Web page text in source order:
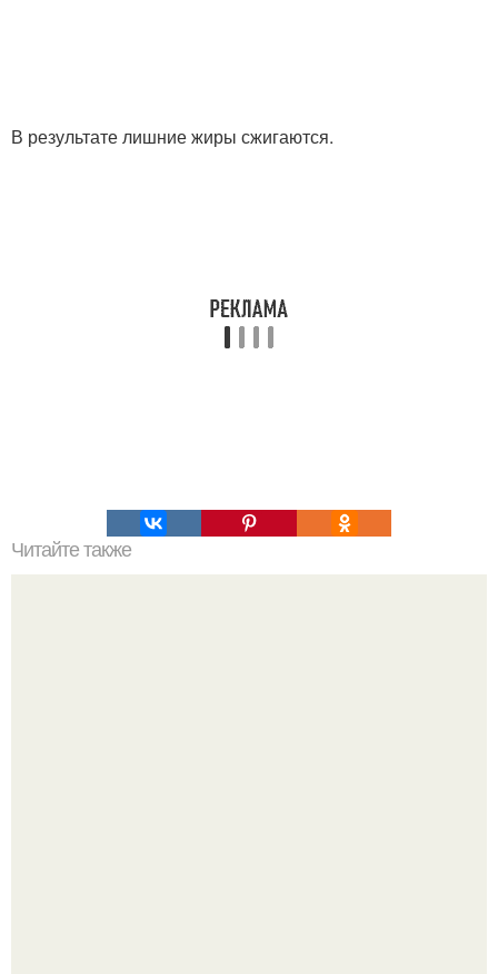
В результате лишние жиры сжигаются.
Читайте также